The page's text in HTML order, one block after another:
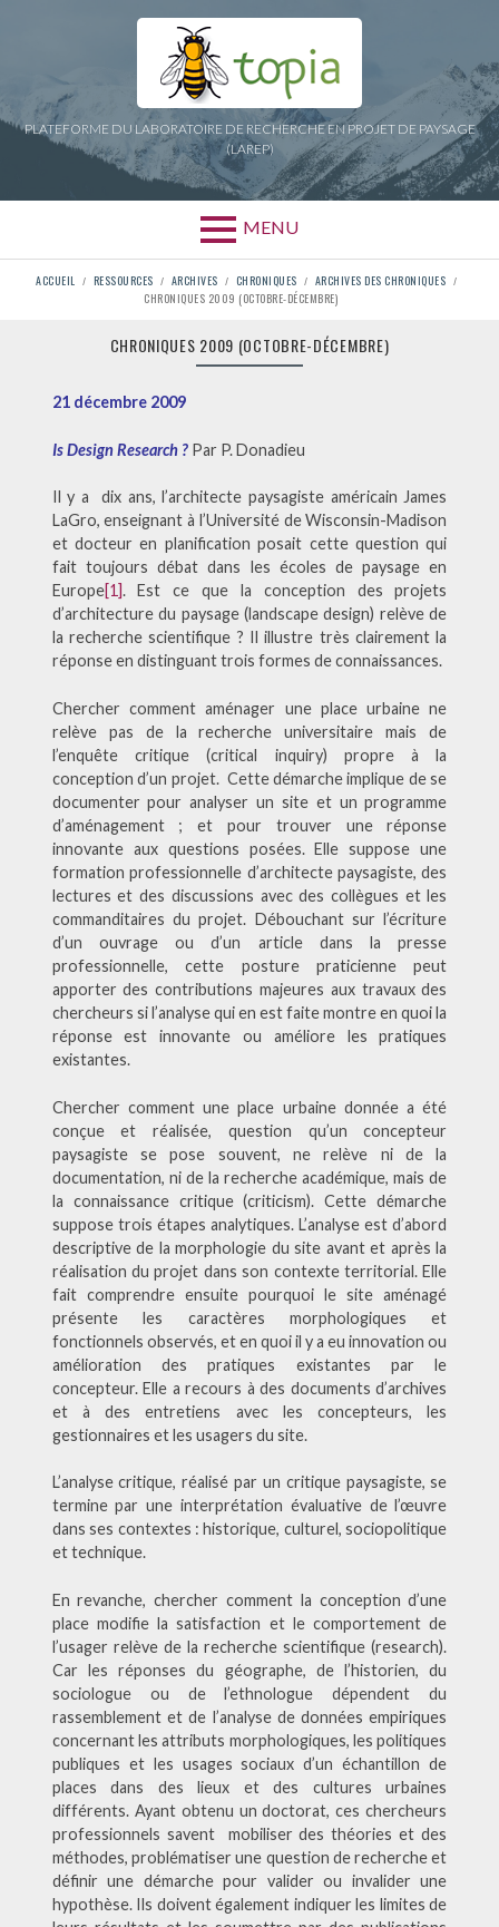
PLATEFORME DU LABORATOIRE DE RECHERCHE EN PROJET DE PAYSAGE
(LAREP)
MENU
FIL
D'ARIANE
ACCUEIL RESSOURCES ARCHIVES CHRONIQUES
ARCHIVES DES CHRONIQUES
CHRONIQUES 2009 (OCTOBRE-DÉCEMBRE)
CHRONIQUES 2009 (OCTOBRE-DÉCEMBRE)
21 décembre 2009
Is Design Research ? Par P. Donadieu
Il y a dix ans, l’architecte paysagiste américain James
LaGro, enseignant à l’Université de Wisconsin-Madison
et docteur en planification posait cette question qui
fait toujours débat dans les écoles de paysage en
Europe[1] . Est ce que la conception des projets
d’architecture du paysage (landscape design) relève de
la recherche scientifique ? Il illustre très clairement la
réponse en distinguant trois formes de connaissances.
Chercher comment aménager une place urbaine ne
relève pas de la recherche universitaire mais de
l’enquête critique (critical inquiry) propre à la
conception d’un projet. Cette démarche implique de se
documenter pour analyser un site et un programme
d’aménagement ; et pour trouver une réponse
innovante aux questions posées. Elle suppose une
formation professionnelle d’architecte paysagiste, des
lectures et des discussions avec des collègues et les
commanditaires du projet. Débouchant sur l’écriture
d’un ouvrage ou d’un article dans la presse
professionnelle, cette posture praticienne peut
apporter des contributions majeures aux travaux des
chercheurs si l’analyse qui en est faite montre en quoi la
réponse est innovante ou améliore les pratiques
existantes.
Chercher comment une place urbaine donnée a été
conçue et réalisée, question qu’un concepteur
paysagiste se pose souvent, ne relève ni de la
documentation, ni de la recherche académique, mais de
la connaissance critique (criticism). Cette démarche
suppose trois étapes analytiques. L’analyse est d’abord
descriptive de la morphologie du site avant et après la
réalisation du projet dans son contexte territorial. Elle
fait comprendre ensuite pourquoi le site aménagé
présente les caractères morphologiques et
fonctionnels observés, et en quoi il y a eu innovation ou
amélioration des pratiques existantes par le
concepteur. Elle a recours à des documents d’archives
et à des entretiens avec les concepteurs, les
gestionnaires et les usagers du site.
L’analyse critique, réalisé par un critique paysagiste, se
termine par une interprétation évaluative de l’œuvre
dans ses contextes : historique, culturel, sociopolitique
et technique.
En revanche, chercher comment la conception d’une
place modifie la satisfaction et le comportement de
l’usager relève de la recherche scientifique (research).
Car les réponses du géographe, de l’historien, du
sociologue ou de l’ethnologue dépendent du
rassemblement et de l’analyse de données empiriques
concernant les attributs morphologiques, les politiques
publiques et les usages sociaux d’un échantillon de
places dans des lieux et des cultures urbaines
différents. Ayant obtenu un doctorat, ces chercheurs
professionnels savent mobiliser des théories et des
méthodes, problématiser une question de recherche et
définir une démarche pour valider ou invalider une
hypothèse. Ils doivent également indiquer les limites de